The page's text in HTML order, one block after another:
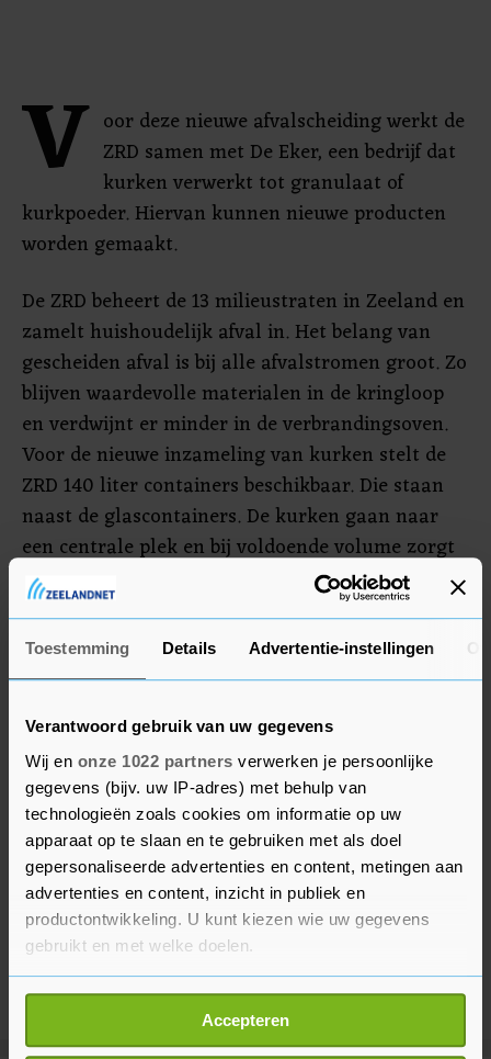
Toestemming Details Advertentie-instellingen
Verantwoord gebruik van uw gegevens
Wij en onze 1022 partners verwerken je persoonlijke
gegevens (bijv. uw IP-adres) met behulp van
technologieën zoals cookies om informatie op uw
apparaat op te slaan en te gebruiken met als doel
gepersonaliseerde advertenties en content, metingen aan
advertenties en content, inzicht in publiek en
productontwikkeling. U kunt kiezen wie uw gegevens
gebruikt en met welke doelen.
Als u het toestaat, willen we ook graag:
Informatie verzamelen over uw geografische
locatie, die tot een paar meter nauwkeurig kan zijn
Accepteren
V oor deze nieuwe afvalscheiding werkt de
ZRD samen met De Eker, een bedrijf dat
kurken verwerkt tot granulaat of
kurkpoeder. Hiervan kunnen nieuwe producten
worden gemaakt.
De ZRD beheert de 13 milieustraten in Zeeland en
zamelt huishoudelijk afval in. Het belang van
gescheiden afval is bij alle afvalstromen groot. Zo
blijven waardevolle materialen in de kringloop
en verdwijnt er minder in de verbrandingsoven.
Voor de nieuwe inzameling van kurken stelt de
ZRD 140 liter containers beschikbaar. Die staan
naast de glascontainers. De kurken gaan naar
een centrale plek en bij voldoende volume zorgt
De Eker ervoor dat ze opgehaald en verwerkt
worden.